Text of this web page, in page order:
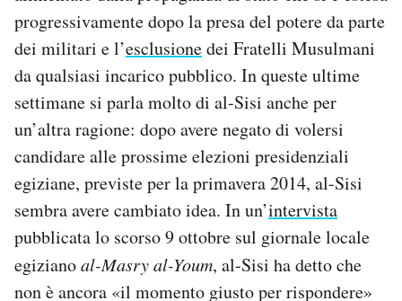
progressivamente dopo la presa del potere da parte
dei militari e l’esclusionedei Fratelli Musulmani
da qualsiasi incarico pubblico. In queste ultime
settimane si parla molto di al-Sisi anche per
un’altra ragione: dopo avere negato di volersi
candidare alle prossime elezioni presidenziali
egiziane, previste per la primavera 2014, al-Sisi
sembra avere cambiato idea. In un’intervista
pubblicata lo scorso 9 ottobre sul giornale locale
egizianoal-Masry al-Youm, al-Sisi ha detto che
non è ancora «il momento giusto per rispondere»